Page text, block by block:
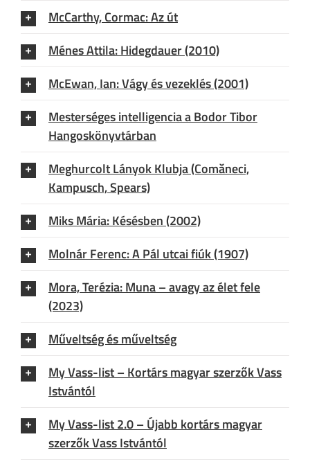
McCarthy, Cormac: Az út
Ménes Attila: Hidegdauer (2010)
McEwan, Ian: Vágy és vezeklés (2001)
Mesterséges intelligencia a Bodor Tibor
Hangoskönyvtárban
Meghurcolt Lányok Klubja (Comăneci,
Kampusch, Spears)
Miks Mária: Késésben (2002)
Molnár Ferenc: A Pál utcai fiúk (1907)
Mora, Terézia: Muna – avagy az élet fele
(2023)
Műveltség és műveltség
My Vass-list – Kortárs magyar szerzők Vass
Istvántól
My Vass-list 2.0 – Újabb kortárs magyar
szerzők Vass Istvántól